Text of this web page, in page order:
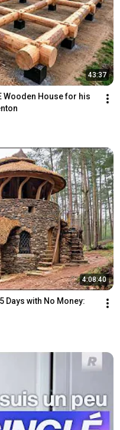
43:37
Wooden House for his
4:08:40
Days with No Money: